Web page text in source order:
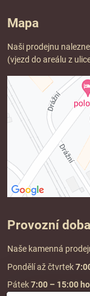
Mapa
Naši prodejnu
(vjezd do areálu z
Provozní doba
Naše kamenná
Pondělí až čtvrtek
Pátek7:00 – 15:00